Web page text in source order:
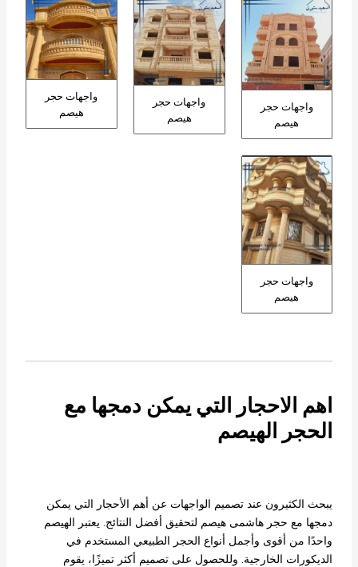
واجهات حجر
هيصم
واجهات حجر
هيصم
واجهات حجر
هيصم
واجهات حجر
هيصم
اهم الاحجار التي يمكن دمجها مع
الحجر الهيصم
يبحث الكثيرون عند تصميم الواجهات عن أهم الأحجار التي يمكن
دمجها مع حجر هاشمى هيصم لتحقيق أفضل النتائج. يعتبر الهيصم
واحدًا من أقوى وأجمل أنواع الحجر الطبيعي المستخدم في
الديكورات الخارجية. وللحصول على تصميم أكثر تميزًا، يقوم